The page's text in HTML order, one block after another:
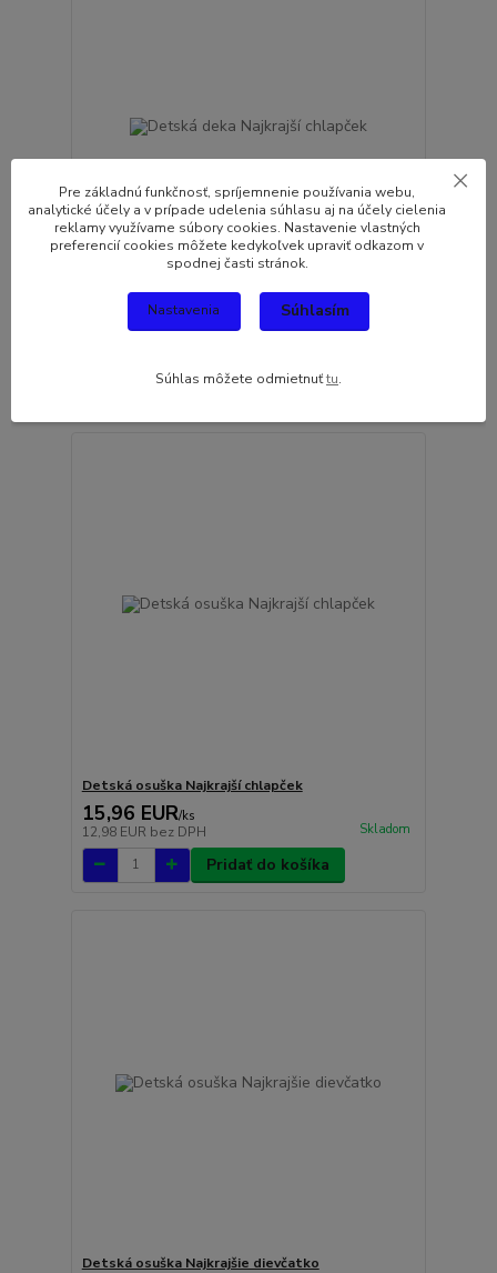
Detská deka Najkrajší chlapček
19,06 EUR
Pridať do košíka
Detská osuška Najkrajší chlapček
15,96 EUR/ks
12,98 EUR bez DPH Skladom
Pridať do košíka
Detská osuška Najkrajšie dievčatko
Pre základnú funkčnosť, spríjemnenie používania webu,
analytické účely a v prípade udelenia súhlasu aj na účely cielenia
reklamy využívame súbory cookies. Nastavenie vlastných
preferencií cookies môžete kedykoľvek upraviť odkazom v
spodnej časti stránok.
Nastavenia Súhlasím
Súhlas môžete odmietnuťtu.